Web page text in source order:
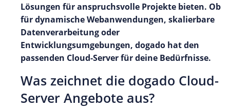
Lösungen für anspruchsvolle Projekte bieten. Ob
für dynamische Webanwendungen, skalierbare
Datenverarbeitung oder
Entwicklungsumgebungen, dogado hat den
passenden Cloud-Server für deine Bedürfnisse.
Was zeichnet die dogado Cloud-
Server Angebote aus?